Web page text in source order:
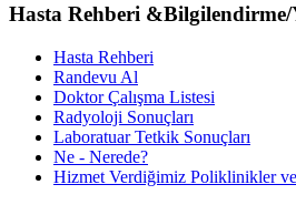
Hasta Rehberi
Hasta Rehberi
Randevu Al
Doktor Çalışma Listesi
Radyoloji Sonuçları
Laboratuar Tetkik Sonuçları
Ne - Nerede?
Hizmet Verdiğimiz Poliklinikler